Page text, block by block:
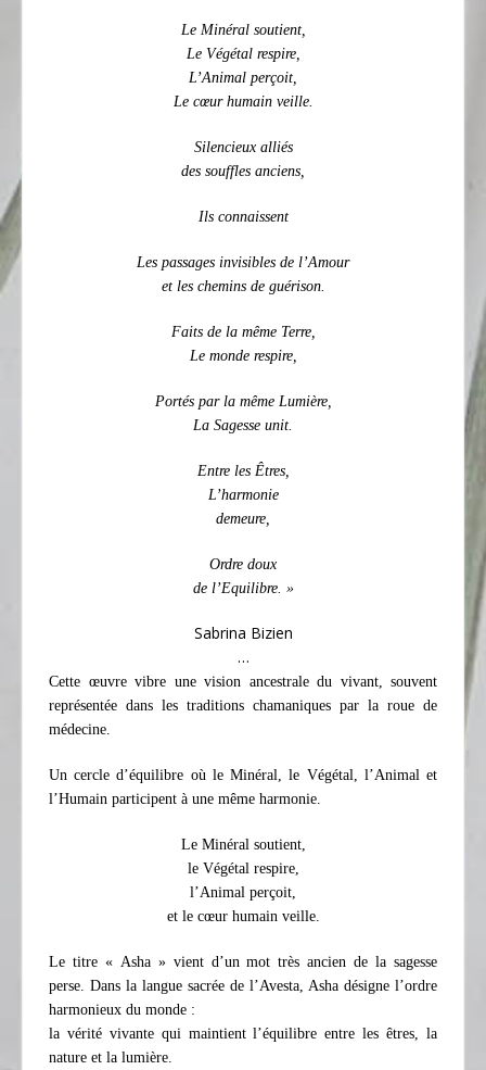
Le Minéral soutient,
Le Végétal respire,
L’Animal perçoit,
Le cœur humain veille.
Silencieux alliés
des souffles anciens,
Ils connaissent
Les passages invisibles de l’Amour
et les chemins de guérison.
Faits de la même Terre,
Le monde respire,
Portés par la même Lumière,
La Sagesse unit.
Entre les Êtres,
L’harmonie
demeure,
Ordre doux
de l’Equilibre. »
Sabrina Bizien
…
Cette œuvre vibre une vision ancestrale du vivant, souvent
représentée dans les traditions chamaniques par la roue de
médecine.
Un cercle d’équilibre où le Minéral, le Végétal, l’Animal et
l’Humain participent à une même harmonie.
Le Minéral soutient,
le Végétal respire,
l’Animal perçoit,
et le cœur humain veille.
Le titre « Asha » vient d’un mot très ancien de la sagesse
perse. Dans la langue sacrée de l’Avesta, Asha désigne l’ordre
harmonieux du monde :
la vérité vivante qui maintient l’équilibre entre les êtres, la
nature et la lumière.